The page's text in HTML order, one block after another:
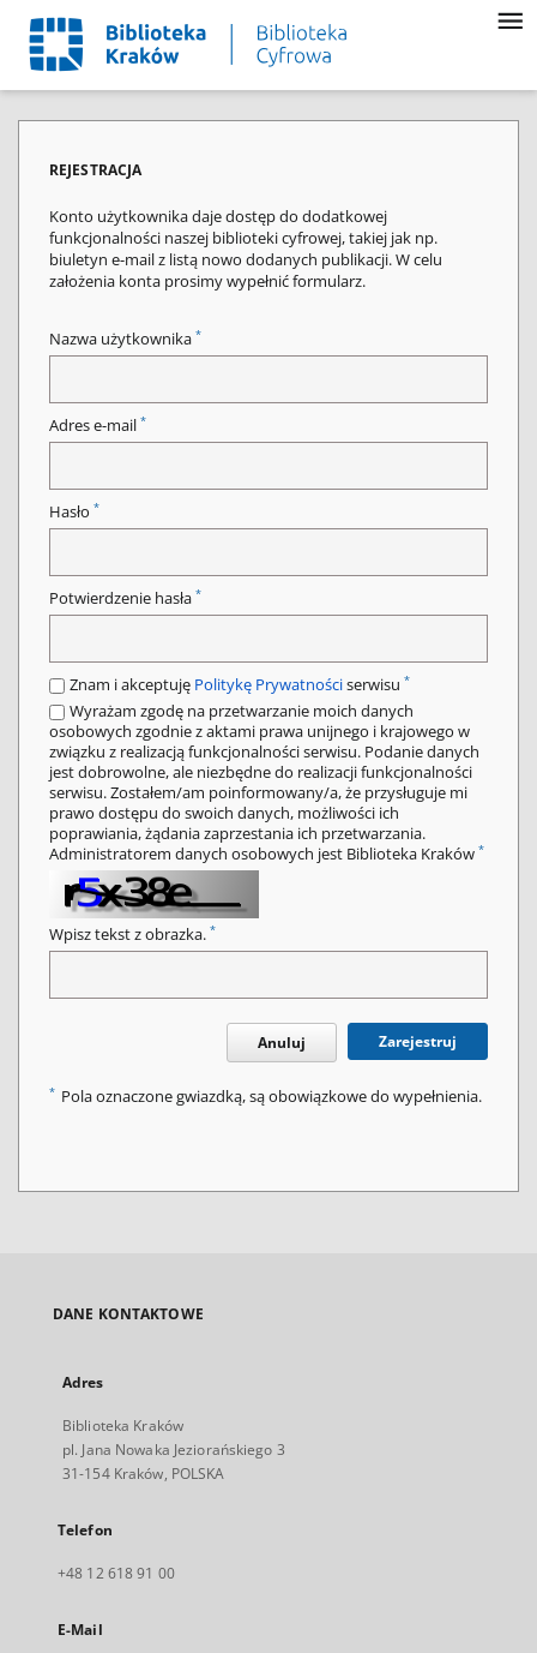
REJESTRACJA
Konto użytkownika daje dostęp do dodatkowej
funkcjonalności naszej biblioteki cyfrowej, takiej jak np.
biuletyn e-mail z listą nowo dodanych publikacji. W celu
założenia konta prosimy wypełnić formularz.
Nazwa użytkownika *
Adres e-mail *
Hasło *
Potwierdzenie hasła *
Znam i akceptuję Politykę Prywatnościserwisu *
Wyrażam zgodę na przetwarzanie moich danych
osobowych zgodnie z aktami prawa unijnego i krajowego w
związku z realizacją funkcjonalności serwisu. Podanie danych
jest dobrowolne, ale niezbędne do realizacji funkcjonalności
serwisu. Zostałem/am poinformowany/a, że przysługuje mi
prawo dostępu do swoich danych, możliwości ich
poprawiania, żądania zaprzestania ich przetwarzania.
Administratorem danych osobowych jest Biblioteka Kraków *
Wpisz tekst z obrazka. *
Anuluj Zarejestruj
* Pola oznaczone gwiazdką, są obowiązkowe do wypełnienia.
DANE KONTAKTOWE
Adres
Biblioteka Kraków
pl. Jana Nowaka Jeziorańskiego 3
31-154 Kraków, POLSKA
Telefon
+48 12 618 91 00
E-Mail